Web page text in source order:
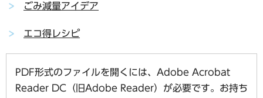
ごみ減量アイデア
エコ得レシピ
PDF形式のファイルを開くには、Adobe Acrobat
Reader DC（旧Adobe Reader）が必要です。お持ち